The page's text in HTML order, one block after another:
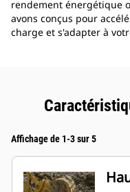
rendement énergétique
avons conçus pour
charge et s'adapter à
Affichage de 1-3 sur 5